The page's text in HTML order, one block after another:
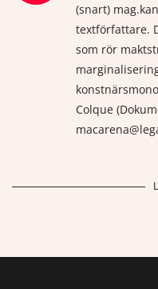
(snart)
textförfattare.
som rör
Colque